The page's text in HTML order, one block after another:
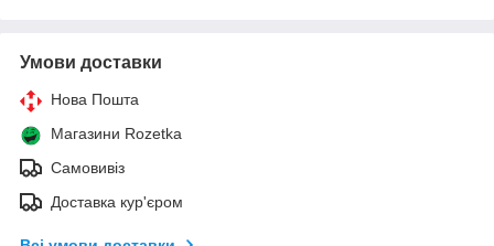
Умови доставки
Нова Пошта
Магазини Rozetka
Самовивіз
Доставка кур'єром